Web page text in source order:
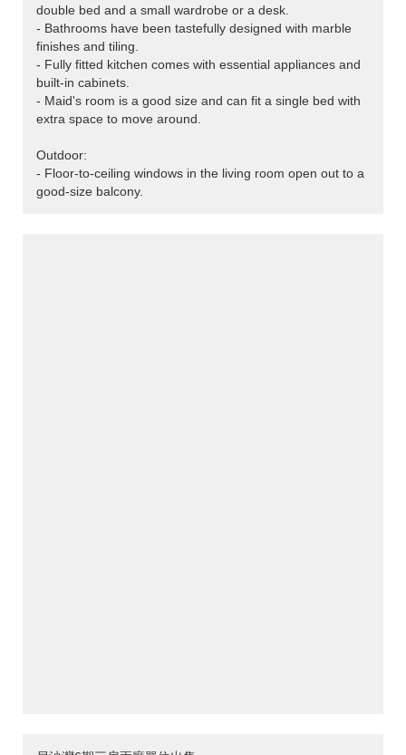
double bed and a small wardrobe or a desk.
- Bathrooms have been tastefully designed with marble
finishes and tiling.
- Fully fitted kitchen comes with essential appliances and
built-in cabinets.
- Maid's room is a good size and can fit a single bed with
extra space to move around.
Outdoor:
- Floor-to-ceiling windows in the living room open out to a
good-size balcony.